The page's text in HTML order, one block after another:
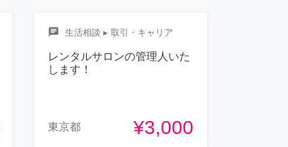
chat 生活相談 ▸ 取引・キャリア
レンタルサロンの管理人いた
します！
東京都 ¥3,000